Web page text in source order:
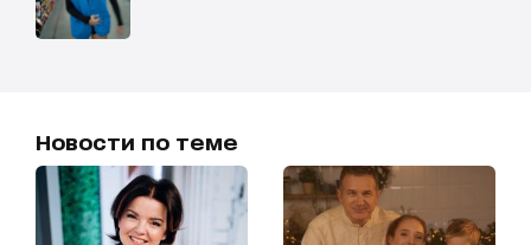
Новости по теме